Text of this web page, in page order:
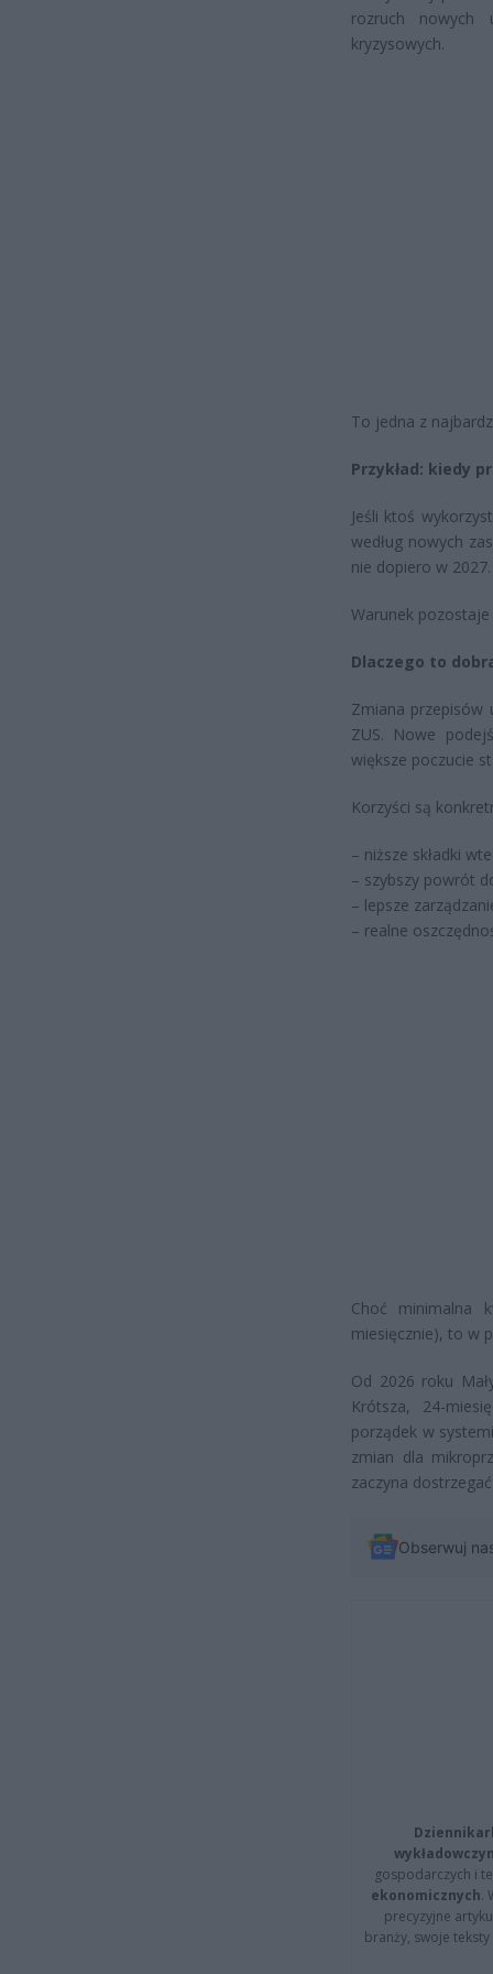
rozruch nowych
kryzysowych.
To jedna z
Przykład: kiedy
Jeśli ktoś
według nowych
nie dopiero w 2027.
Warunek
Dlaczego to
Zmiana przepisów
ZUS. Nowe
większe poczucie
Korzyści są
– niższe składki
– szybszy powrót
– lepsze
– realne
Choć minimalna
miesięcznie), to w
Od 2026 roku
Krótsza, 24-
porządek w
zmian dla
zaczyna
Obserwuj
gospodarczych i
ekonomicznych.
precyzyjne
branży, swoje